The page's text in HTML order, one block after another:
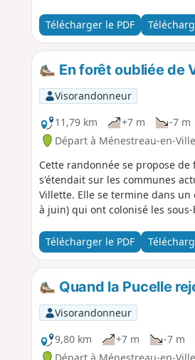
Télécharger le PDF
En forêt oubliée de
Visorandonneur
11,79 km
+7 m -7 m
Départ à Ménestreau-en-
Cette randonnée se propose
s'étendait sur les communes
Villette. Elle se termine dans
à juin) qui ont colonisé les
Télécharger le PDF
Quand la Pucelle
Visorandonneur
9,80 km
+7 m -7 m